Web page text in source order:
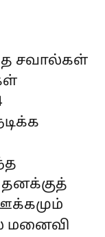
சவால்கள்
மனைவி